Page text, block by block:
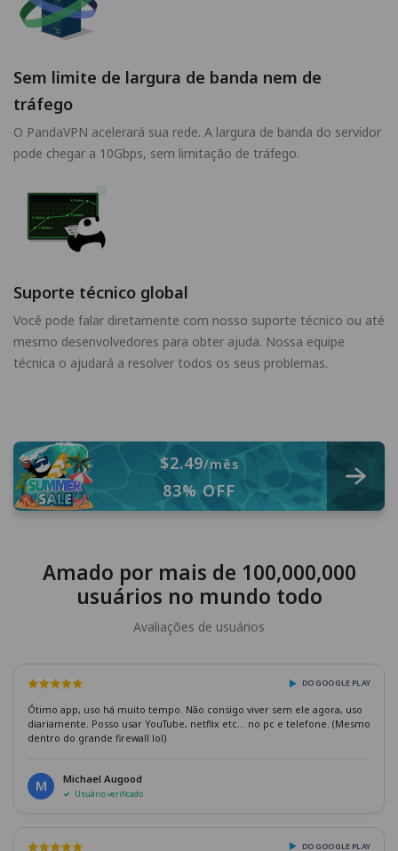
Sem limite de largura de banda nem de
tráfego
O PandaVPN acelerará sua rede. A largura de banda do servidor
pode chegar a 10Gbps, sem limitação de tráfego.
Suporte técnico global
Você pode falar diretamente com nosso suporte técnico ou até
mesmo desenvolvedores para obter ajuda. Nossa equipe
técnica o ajudará a resolver todos os seus problemas.
$2.49/mês
83% OFF
Amado por mais de 100,000,000
usuários no mundo todo
Avaliações de usuários
DO GOOGLE PLAY
Ótimo app, uso há muito tempo. Não consigo viver sem ele agora, uso
diariamente. Posso usar YouTube, netflix etc... no pc e telefone. (Mesmo
dentro do grande firewall lol)
M Michael Augood
Usuário verificado
DO GOOGLE PLAY